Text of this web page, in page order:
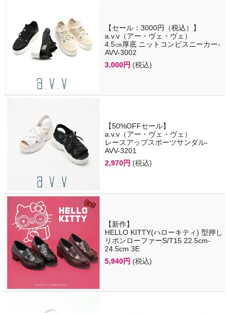
【セール：3000円（税込）】
a.v.v（アー・ヴェ・ヴェ）
4.5㎝厚底 ニットコンビスニーカー-
AVV-3002
3,000円 (税込)
【50%OFFセール】
a.v.v（アー・ヴェ・ヴェ）
レースアップスポーツサンダル-
AVV-3201
2,970円 (税込)
【新作】
HELLO KITTY(ハローキティ) 型押し
リボンローファーS/T15 22.5cm-
24.5cm 3E
5,940円 (税込)